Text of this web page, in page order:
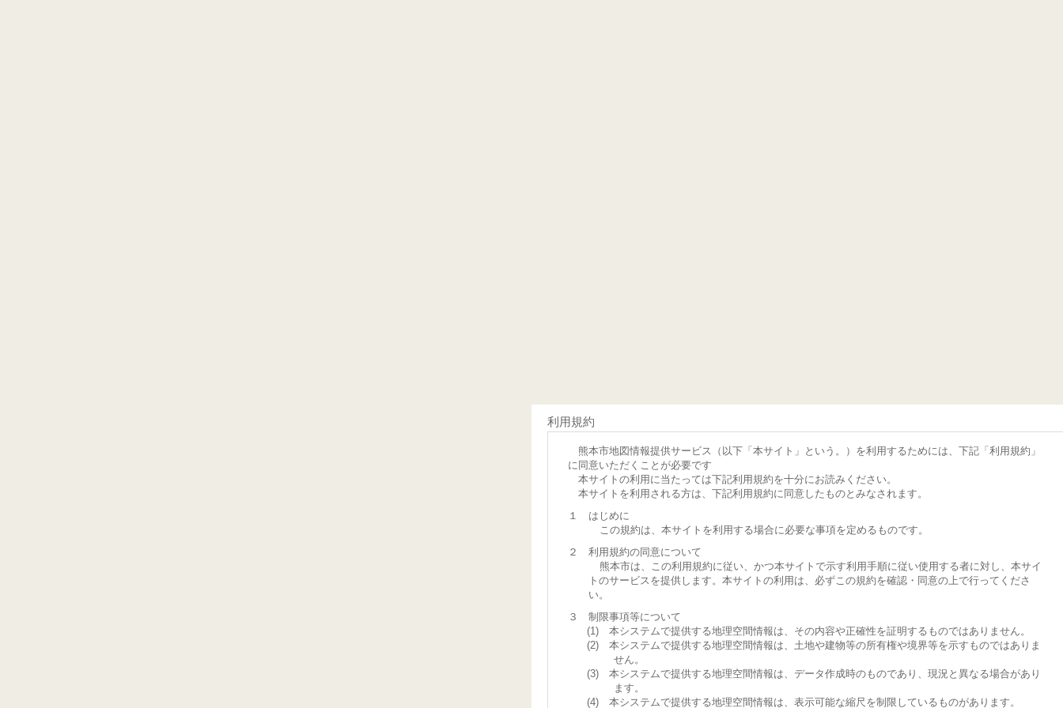
利用規約
熊本市地図情報提供サービス（以下「本サイト」という。）を利用するためには、下記「利用規約」
に同意いただくことが必要です
本サイトの利用に当たっては下記利用規約を十分にお読みください。
本サイトを利用される方は、下記利用規約に同意したものとみなされます。
１ はじめに
この規約は、本サイトを利用する場合に必要な事項を定めるものです。
２ 利用規約の同意について
熊本市は、この利用規約に従い、かつ本サイトで示す利用手順に従い使用する者に対し、本サイ
トのサービスを提供します。本サイトの利用は、必ずこの規約を確認・同意の上で行ってくださ
い。
３ 制限事項等について
(1) 本システムで提供する地理空間情報は、その内容や正確性を証明するものではありません。
(2) 本システムで提供する地理空間情報は、土地や建物等の所有権や境界等を示すものではありま
せん。
(3) 本システムで提供する地理空間情報は、データ作成時のものであり、現況と異なる場合があり
ます。
(4) 本システムで提供する地理空間情報は、表示可能な縮尺を制限しているものがあります。